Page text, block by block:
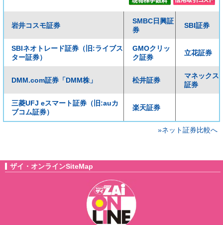
岩井コスモ証券
SMBC日興証
券
SBI証券
SBIネオトレード証券（旧:ライブス
ター証券）
GMOクリッ
ク証券
立花証券
DMM.com証券「DMM株」 松井証券
マネックス
証券
三菱UFJ eスマート証券（旧:auカ
ブコム証券）
楽天証券
»ネット証券比較へ
ザイ・オンラインSiteMap